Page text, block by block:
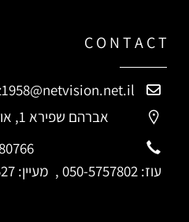
C O N T A C T
אברהם שפירא 1, אור עקיבא.
עוז: 050-5757802 , מעיין: